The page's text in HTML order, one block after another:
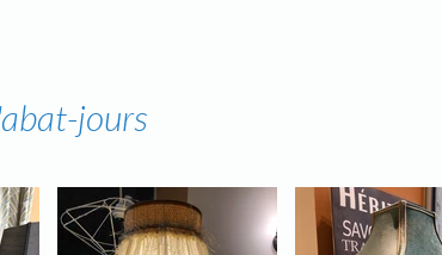
jours